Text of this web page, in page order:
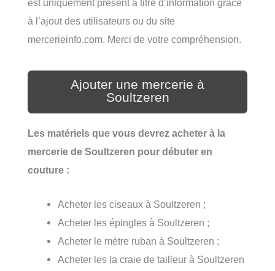
est uniquement présent à titre d’information grâce
à l’ajout des utilisateurs ou du site
mercerieinfo.com. Merci de votre compréhension.
Ajouter une mercerie à
Soultzeren
Les matériels que vous devrez acheter à la
mercerie de Soultzeren pour débuter en
couture :
Acheter les ciseaux à Soultzeren ;
Acheter les épingles à Soultzeren ;
Acheter le mètre ruban à Soultzeren ;
Acheter les la craie de tailleur à Soultzeren